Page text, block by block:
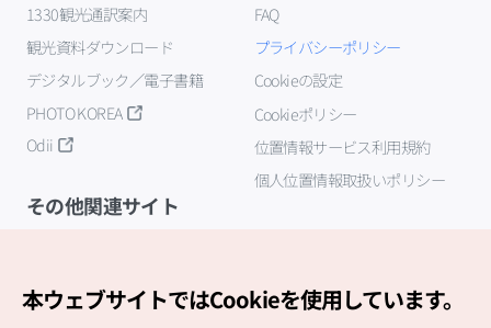
1330観光通訳案内
観光資料ダウンロード
デジタルブック／電子書籍
PHOTO KOREA
Odii
FAQ
プライバシーポリシー
Cookieの設定
Cookieポリシー
位置情報サービス利用規約
個人位置情報取扱いポリシー
その他関連サイト
本ウェブサイトではCookieを使用しています。